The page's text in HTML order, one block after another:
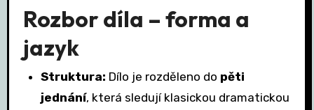
Rozbor díla – forma a
jazyk
Struktura: Dílo je rozděleno do pěti
jednání, která sledují klasickou dramatickou